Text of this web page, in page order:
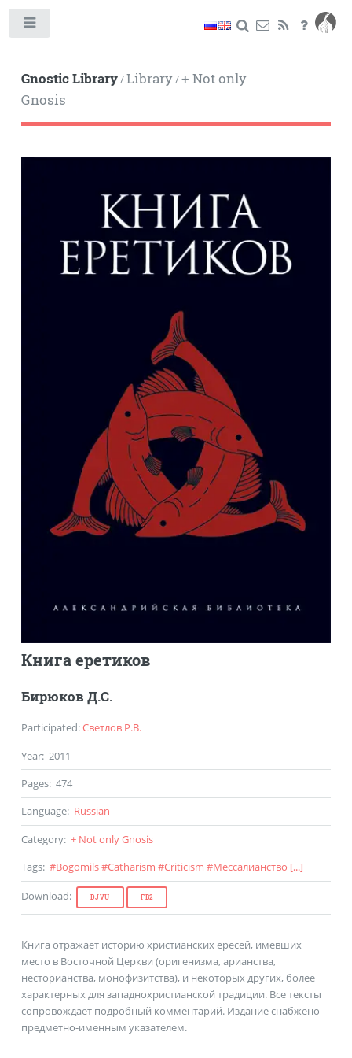
Gnostic Library/Library/+ Not only
Gnosis
Книга еретиков
Бирюков Д.С.
Participated:Светлов Р.В.
Year: 2011
Pages: 474
Language: Russian
Category: + Not only Gnosis
Tags: #Bogomils#Catharism #Criticism #Мессалианство [...]
Download: DJVU FB2
Книга отражает историю христианских ересей, имевших
место в Восточной Церкви (оригенизма, арианства,
несторианства, монофизитства), и некоторых других, более
характерных для западнохристианской традиции. Все тексты
сопровождает подробный комментарий. Издание снабжено
предметно-именным указателем.